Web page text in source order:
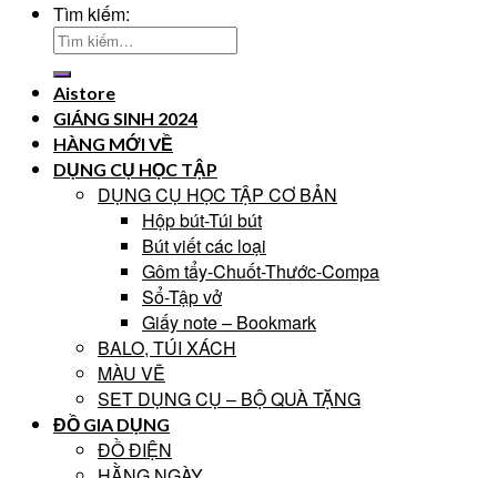
Tìm kiếm:
Aistore
GIÁNG SINH 2024
HÀNG MỚI VỀ
DỤNG CỤ HỌC TẬP
DỤNG CỤ HỌC TẬP CƠ BẢN
Hộp bút-Túi bút
Bút viết các loại
Gôm tẩy-Chuốt-Thước-Compa
Sổ-Tập vở
Giấy note – Bookmark
BALO, TÚI XÁCH
MÀU VẼ
SET DỤNG CỤ – BỘ QUÀ TẶNG
ĐỒ GIA DỤNG
ĐỒ ĐIỆN